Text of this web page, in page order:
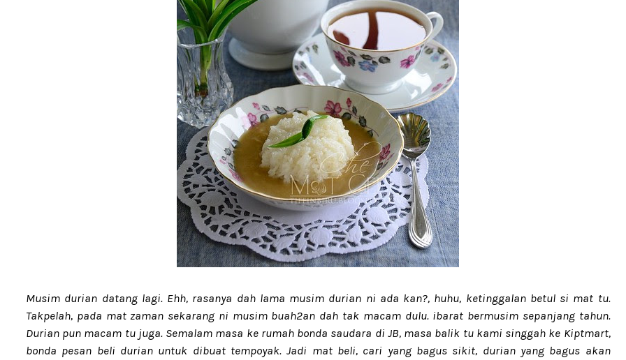
Musim durian datang lagi. Ehh, rasanya dah lama musim durian ni ada kan?, huhu, ketinggalan betul si mat tu.
Takpelah, pada mat zaman sekarang ni musim buah2an dah tak macam dulu. ibarat bermusim sepanjang tahun.
Durian pun macam tu juga. Semalam masa ke rumah bonda saudara di JB, masa balik tu kami singgah ke Kiptmart,
bonda pesan beli durian untuk dibuat tempoyak. Jadi mat beli, cari yang bagus sikit, durian yang bagus akan